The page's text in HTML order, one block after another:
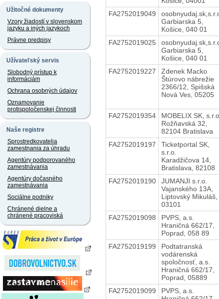
Užitočné dokumenty
Vzory žiadostí v slovenskom
jazyku a iných jazykoch
Právne predpisy
Užívateľský servis
Slobodný prístup k
informáciám
Ochrana osobných údajov
Oznamovanie
protispoločenskej činnosti
Naše registre
Sprostredkovatelia
zamestnania za úhradu
Agentúry podporovaného
zamestnávania
Agentúry dočasného
zamestnávania
Sociálne podniky
Chránené dielne a
chránené pracoviská
FA2752019049
Garbiarska 5,
Košice, 040 01
FA2752019025
Garbiarska 5,
Košice, 040 01
FA2752019227
Zdenek Macko
Štúrovo nábrežie
2366/12, Spišská
Nová Ves, 05205
FA2752019354
MOBELIX SK,
Rožňavská 32,
82104 Bratislava
FA2752019197
Ticketportal SK,
s.r.o.
Karadžičova 14,
Bratislava, 82108
FA2752019190
JUMANJI s.r.o.
Vajanského 13A,
Liptovský Mikuláš,
03101
FA2752019098
PVPS, a.s.
Hraničná 662/17,
Poprad, 058 89
FA2752019199
Podtatranská
vodárenská
spoločnosť, a.s.
Hraničná 662/17,
Poprad, 05889
FA2752019099
PVPS, a.s.